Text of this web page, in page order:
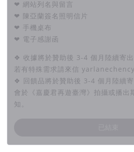
❤ 網站列名與留言
❤ 陳亞蘭簽名照明信片
❤ 手機桌布
❤ 電子感謝函
❖ 收據將於贊助後 3-4 個月陸續寄出
若有特殊需求請來信
❖ 回饋品將於贊助後 3-4 個月陸續
會於《嘉慶君再遊臺灣》拍攝或播出
知。